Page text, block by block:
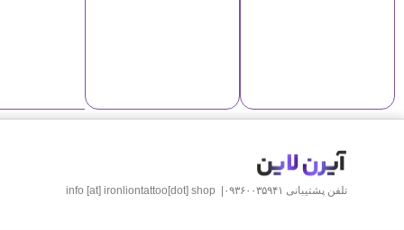
تلفن پشتیبانی ۰۹۳۶۰۰۳۵۹۴۱|